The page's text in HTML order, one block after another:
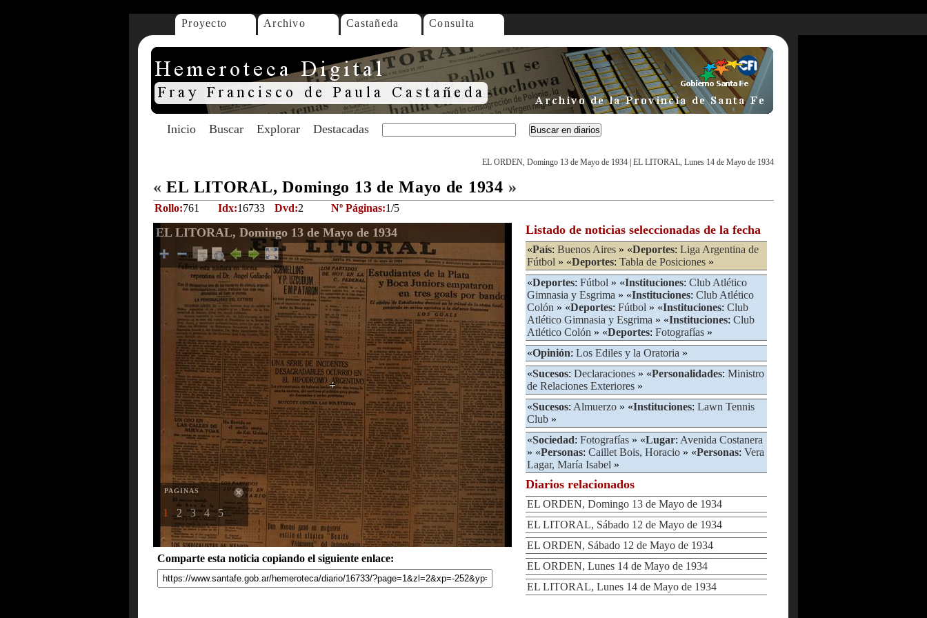
Proyecto Archivo Castañeda Consulta
Inicio Buscar Explorar Destacadas
EL ORDEN, Domingo 13 de Mayo de 1934 EL LITORAL, Lunes 14 de Mayo de 1934
« EL LITORAL, Domingo 13 de Mayo de 1934 »
Rollo:761 Idx:16733 Dvd:2 Nº Páginas:1/5
EL LITORAL, Domingo 13 de Mayo de 1934
PAGINAS
1 2 3 4 5
Comparte esta noticia copiando el siguiente enlace:
Listado de noticias seleccionadas de la fecha
«País: Buenos Aires » «Deportes: Liga Argentina de
Fútbol » «Deportes: Tabla de Posiciones »
«Deportes: Fútbol » «Instituciones: Club Atlético
Gimnasia y Esgrima » «Instituciones: Club Atlético
Colón » «Deportes: Fútbol » «Instituciones: Club
Atlético Gimnasia y Esgrima » «Instituciones: Club
Atlético Colón » «Deportes: Fotografías »
«Opinión: Los Ediles y la Oratoria »
«Sucesos: Declaraciones » «Personalidades: Ministro
de Relaciones Exteriores »
«Sucesos: Almuerzo » «Instituciones: Lawn Tennis
Club »
«Sociedad: Fotografías » «Lugar: Avenida Costanera
» «Personas: Caillet Bois, Horacio » «Personas: Vera
Lagar, María Isabel »
Diarios relacionados
EL ORDEN, Domingo 13 de Mayo de 1934
EL LITORAL, Sábado 12 de Mayo de 1934
EL ORDEN, Sábado 12 de Mayo de 1934
EL ORDEN, Lunes 14 de Mayo de 1934
EL LITORAL, Lunes 14 de Mayo de 1934